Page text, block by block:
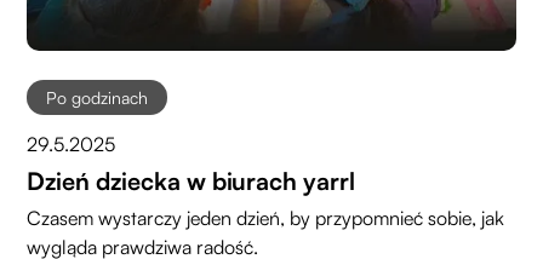
Po godzinach
29.5.2025
Dzień dziecka w biurach yarrl
Czasem wystarczy jeden dzień, by przypomnieć sobie, jak
wygląda prawdziwa radość.